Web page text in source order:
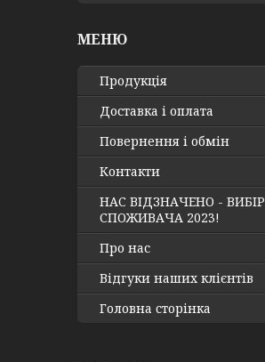
Продукція
Доставка і оплата
Повернення і обмін
Контакти
НАС ВІДЗНАЧЕНО - ВИБІР
СПОЖИВАЧА 2023!
Про нас
Відгуки наших клієнтів
Головна сторінка